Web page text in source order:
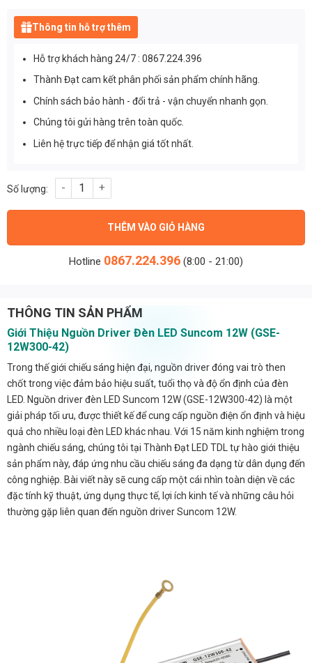
Thông tin hỗ trợ thêm
Hỗ trợ khách hàng 24/7 : 0867.224.396
Thành Đạt cam kết phân phối sản phẩm chính hãng.
Chính sách bảo hành - đổi trả - vận chuyển nhanh gọn.
Chúng tôi gửi hàng trên toàn quốc.
Liên hệ trực tiếp để nhận giá tốt nhất.
Nguồn driver đèn led Suncom 12w (GSE-12W300-42) số lượng
THÊM VÀO GIỎ HÀNG
Hotline 0867.224.396 (8:00 - 21:00)
THÔNG TIN SẢN PHẨM
Giới Thiệu Nguồn Driver Đèn LED Suncom 12W (GSE-
12W300-42)
Trong thế giới chiếu sáng hiện đại, nguồn driver đóng vai trò then
chốt trong việc đảm bảo hiệu suất, tuổi thọ và độ ổn định của đèn
LED. Nguồn driver đèn LED Suncom 12W (GSE-12W300-42) là một
giải pháp tối ưu, được thiết kế để cung cấp nguồn điện ổn định và hiệu
quả cho nhiều loại đèn LED khác nhau. Với 15 năm kinh nghiệm trong
ngành chiếu sáng, chúng tôi tại Thành Đạt LED TDL tự hào giới thiệu
sản phẩm này, đáp ứng nhu cầu chiếu sáng đa dạng từ dân dụng đến
công nghiệp. Bài viết này sẽ cung cấp một cái nhìn toàn diện về các
đặc tính kỹ thuật, ứng dụng thực tế, lợi ích kinh tế và những câu hỏi
thường gặp liên quan đến nguồn driver Suncom 12W.